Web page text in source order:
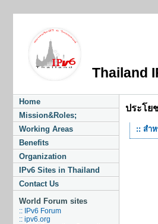
Thailand
Home
Mission&Roles;
Working Areas
Benefits
Organization
IPv6 Sites in Thailand
Contact Us
World Forum sites
:: IPv6 Forum
:: ipv6.org
ประโย
:: สำห